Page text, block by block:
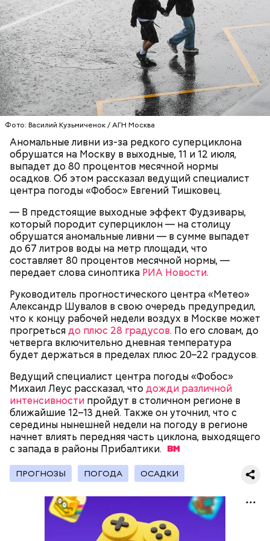
Фото: Василий Кузьмиченок / АГН Москва
Аномальные ливни из-за редкого суперциклона
обрушатся на Москву в выходные, 11 и 12 июля,
выпадет до 80 процентов месячной нормы
осадков. Об этом рассказал ведущий специалист
центра погоды «Фобос» Евгений Тишковец.
— В предстоящие выходные эффект Фудзивары,
который породит суперциклон — на столицу
обрушатся аномальные ливни — в сумме выпадет
до 67 литров воды на метр площади, что
составляет 80 процентов месячной нормы, —
передает слова синоптика РИА Новости.
Руководитель прогностического центра «Метео»
Александр Шувалов в свою очередь предупредил,
что к концу рабочей недели воздух в Москве может
прогретьсядо плюс 28 градусов. По его словам, до
четверга включительно дневная температура
будет держаться в пределах плюс 20–22 градусов.
Ведущий специалист центра погоды «Фобос»
Михаил Леус рассказал, что дожди различной
интенсивности пройдут в столичном регионе в
ближайшие 12–13 дней. Также он уточнил, что с
середины нынешней недели на погоду в регионе
начнет влиять передняя часть циклона, выходящего
с запада в районы Прибалтики.
ПРОГНОЗЫ ПОГОДА ОСАДКИ
Стенды позволяют мгновенно определять
скорость транспортного средства и выявлять
электровелосипеды, характеристики которых
соответствуют параметрам мопедов и
мотоциклов, разрешенных к управлению только
при наличии водительских прав категории «М».
Можно ли запретить курьерам на
электровелосипедах ездить по
пешеходным дорожкам
Проверки курьеров проводит столичный
Департамент транспорта и развития дорожно-
транспортной инфраструктуры, Московская
административная дорожная инспекция (МАДИ),
Госавтоинспекция, ГБУ «МосТрансПроект», Центр
организации дорожного движения (ЦОДД), ГКУ
«Администратор московского парковочного
пространства» (АМПП).
В ходе рейда инспекторы ГИБДД останавливают
курьеров, проверяют у них документы. Затем
сотрудники МАДИ сверяют корректность данных
курьера в системе АИС «Таксомотор» и наличие у
него открытой смены в системе КИС «АРТ» (без
этого доставщик не имеет права работать).
Специалисты лаборатории ГБУ «МосТрансПроект»
ставят электровелосипед на высокоточный
измерительный стенд для определения его
максимальной скорости.
Сезон проката электросамокатов:
что нового ждет москвичей в 2026
году